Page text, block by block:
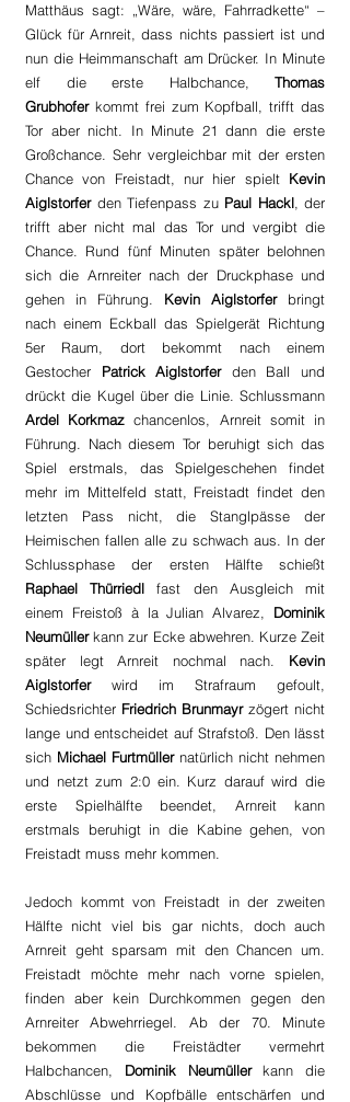
Matthäus sagt: „Wäre, wäre, Fahrradkette“ –
Glück für Arnreit, dass nichts passiert ist und
nun die Heimmanschaft am Drücker. In Minute
elf die erste Halbchance, Thomas
Grubhofer kommt frei zum Kopfball, trifft das
Tor aber nicht. In Minute 21 dann die erste
Großchance. Sehr vergleichbar mit der ersten
Chance von Freistadt, nur hier spielt Kevin
Aiglstorfer den Tiefenpass zu Paul Hackl, der
trifft aber nicht mal das Tor und vergibt die
Chance. Rund fünf Minuten später belohnen
sich die Arnreiter nach der Druckphase und
gehen in Führung. Kevin Aiglstorfer bringt
nach einem Eckball das Spielgerät Richtung
5er Raum, dort bekommt nach einem
Gestocher Patrick Aiglstorfer den Ball und
Ardel Korkmaz chancenlos, Arnreit somit in
Führung. Nach diesem Tor beruhigt sich das
Spiel erstmals, das Spielgeschehen findet
mehr im Mittelfeld statt, Freistadt findet den
letzten Pass nicht, die Stanglpässe der
Heimischen fallen alle zu schwach aus. In der
Raphael Thürriedl fast den Ausgleich mit
einem Freistoß à la Julian Alvarez, Dominik
Neumüller kann zur Ecke abwehren. Kurze Zeit
später legt Arnreit nochmal nach. Kevin
Aiglstorfer wird im Strafraum gefoult,
Schiedsrichter Friedrich Brunmayr zögert nicht
lange und entscheidet auf Strafstoß. Den lässt
sich Michael Furtmüller natürlich nicht nehmen
und netzt zum 2:0 ein. Kurz darauf wird die
erste Spielhälfte beendet, Arnreit kann
erstmals beruhigt in die Kabine gehen, von
Freistadt muss mehr kommen.
Jedoch kommt von Freistadt in der zweiten
Hälfte nicht viel bis gar nichts, doch auch
Arnreit geht sparsam mit den Chancen um.
Freistadt möchte mehr nach vorne spielen,
finden aber kein Durchkommen gegen den
Arnreiter Abwehrriegel. Ab der 70. Minute
bekommen die Freistädter vermehrt
Halbchancen, Dominik Neumüller kann die
Abschlüsse und Kopfbälle entschärfen und